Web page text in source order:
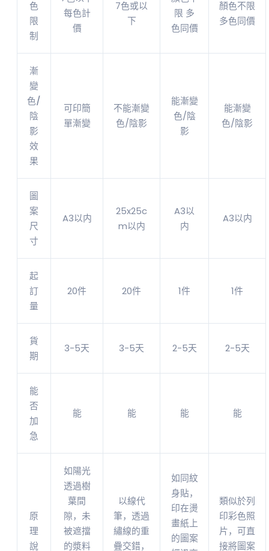
色
限
制
每色計
價
7色或以
下
限 多
色同價
顏色不限
多色同價
漸
變
色/
陰
影
效
果
可印簡
單漸變
不能漸變
色/陰影
能漸變
色/陰
影
能漸變
色/陰影
圖
案
尺
寸
A3以内
25x25c
m以内
A3以
内
A3以内
起
訂
量
20件 20件 1件 1件
貨
期
3-5天 3-5天 2-5天 2-5天
能
否
加
急
能 能 能 能
原
理
說
如陽光
透過樹
葉間
隙，未
被遮擋
的漿料
以線代
筆，透過
繡線的重
疊交錯，
如同紋
身貼，
印在燙
畫紙上
的圖案
類似於列
印彩色照
片，可直
接將圖案